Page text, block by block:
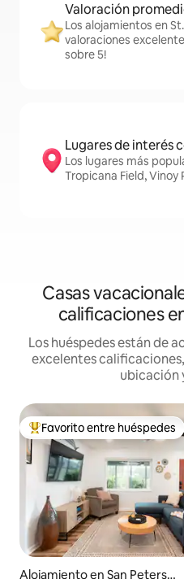
Valoración
Los alojamientos en
valoraciones
sobre 5!
Lugares de interés
Los lugares más
Tropicana Field, Vinoy
Casas
calificaciones
Los huéspedes están de
excelentes
ubicación
Favorito entre huéspedes
Favorito entre huéspedes
Alojamiento en San Petersb